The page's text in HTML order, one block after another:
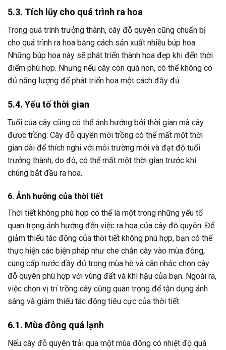
5.3. Tích lũy cho quá trình ra hoa
Trong quá trình trưởng thành, cây đỗ quyên cũng chuẩn bị
cho quá trình ra hoa bằng cách sản xuất nhiều búp hoa.
Những búp hoa này sẽ phát triển thành hoa đẹp khi đến thời
điểm phù hợp. Nhưng nếu cây còn quá non, có thể không có
đủ năng lượng để phát triển hoa một cách đầy đủ.
5.4. Yếu tố thời gian
Tuổi của cây cũng có thể ảnh hưởng bởi thời gian mà cây
được trồng. Cây đỗ quyên mới trồng có thể mất một thời
gian dài để thích nghi với môi trường mới và đạt độ tuổi
trưởng thành, do đó, có thể mất một thời gian trước khi
chúng bắt đầu ra hoa.
6. Ảnh hưởng của thời tiết
Thời tiết không phù hợp có thể là một trong những yếu tố
quan trọng ảnh hưởng đến việc ra hoa của cây đỗ quyên. Để
giảm thiểu tác động của thời tiết không phù hợp, bạn có thể
thực hiện các biện pháp như che chắn cây vào mùa đông,
cung cấp nước đầy đủ trong mùa hè và cân nhắc chọn cây
đỗ quyên phù hợp với vùng đất và khí hậu của bạn. Ngoài ra,
việc chọn vị trí trồng cây cũng quan trọng để tận dụng ánh
sáng và giảm thiểu tác động tiêu cực của thời tiết.
6.1. Mùa đông quá lạnh
Nếu cây đỗ quyên trải qua một mùa đông có nhiệt độ quá